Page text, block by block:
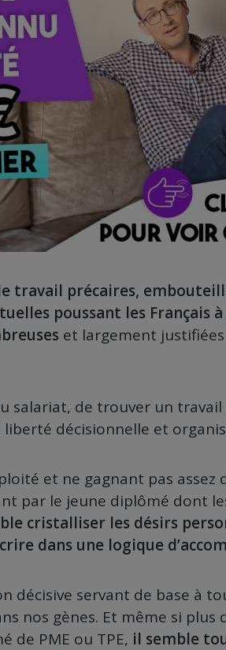
travail précaires,
poussant les Français
et largement
salariat, de trouver un
décisionnelle et
et ne gagnant pas assez
par le jeune diplômé dont
cristalliser les désirs
dans une logique
décisive servant de base à
nos gènes. Et même si plus
de PME ou TPE, il semble